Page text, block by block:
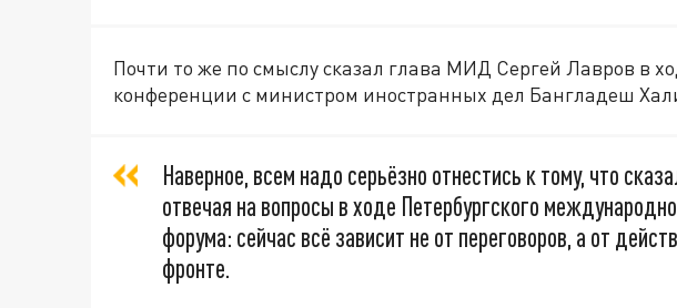
Почти то же по смыслу сказал глава МИД Сергей Лавров в
конференции с министром иностранных дел Бангладеш
Наверное, всем надо серьёзно отнестись к тому, что
отвечая на вопросы в ходе Петербургского
форума: сейчас всё зависит не от переговоров, а от
фронте.